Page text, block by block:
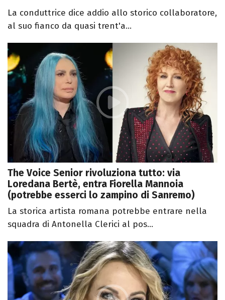
La conduttrice dice addio allo storico collaboratore,
al suo fianco da quasi trent'a...
The Voice Senior rivoluziona tutto: via
Loredana Bertè, entra Fiorella Mannoia
(potrebbe esserci lo zampino di Sanremo)
La storica artista romana potrebbe entrare nella
squadra di Antonella Clerici al pos...